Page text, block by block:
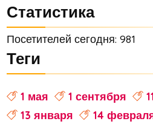
Статистика
Посетителей сегодня: 981
Теги
1 мая 1 сентября
13 января
14